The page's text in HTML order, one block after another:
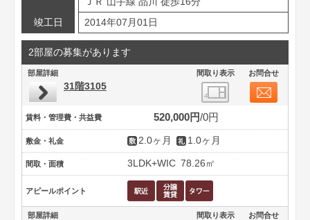
竣工日
2014年07月01日
2部屋の募集があります
部屋詳細 間取り表示 お問合せ
31階3105
賃料・管理費・共益費 520,000円 0円
敷金・礼金 2.0ヶ月 1.0ヶ月
間取・面積 3LDK+WIC 78.26㎡
アピールポイント
部屋詳細 間取り表示 お問合せ